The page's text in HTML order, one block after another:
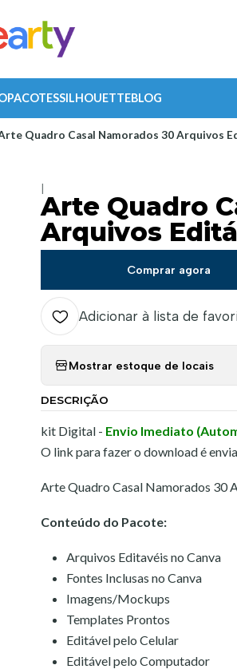
PACOTESSILHOUETTEBLOG
Quadro Casal Namorados 30 Arquivos
Arte Quadro
Arquivos
Comprar agora
Adicionar à lista de
Mostrar estoque de locais
DESCRIÇÃO
kit Digital - Envio Imediato
O link para fazer o download é
Arte Quadro Casal Namorados 30
Conteúdo do Pacote:
Arquivos Editavéis no Canva
Fontes Inclusas no Canva
Imagens/Mockups
Templates Prontos
Editável pelo Celular
Editável pelo Computador